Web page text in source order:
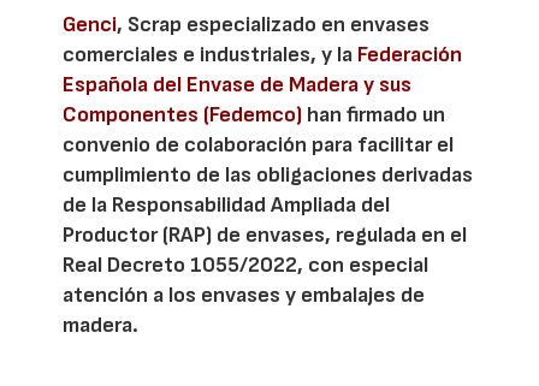
Genci, Scrap especializado en envases
comerciales e industriales, y la Federación
Española del Envase de Madera y sus
Componentes (Fedemco) han firmado un
convenio de colaboración para facilitar el
cumplimiento de las obligaciones derivadas
de la Responsabilidad Ampliada del
Productor (RAP) de envases, regulada en el
Real Decreto 1055/2022, con especial
atención a los envases y embalajes de
madera.